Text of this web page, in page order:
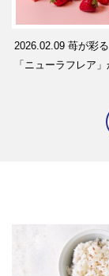
2026.02.09 苺が彩
「ニューラフレア